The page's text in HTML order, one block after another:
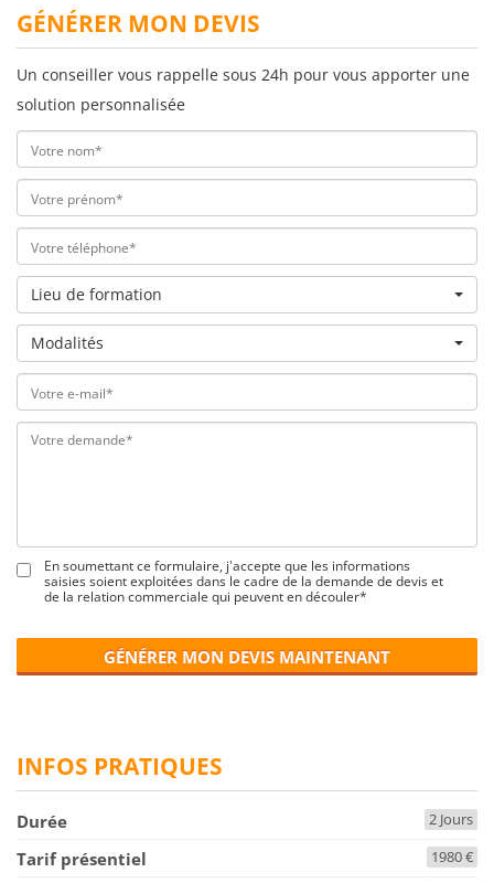
GÉNÉRER MON DEVIS
Un conseiller vous rappelle sous 24h pour vous apporter une
solution personnalisée
Lieu de formation
Modalités
En soumettant ce formulaire, j'accepte que les informations
saisies soient exploitées dans le cadre de la demande de devis et
de la relation commerciale qui peuvent en découler*
GÉNÉRER MON DEVIS MAINTENANT
INFOS PRATIQUES
Durée 2 Jours
Tarif présentiel 1980 €